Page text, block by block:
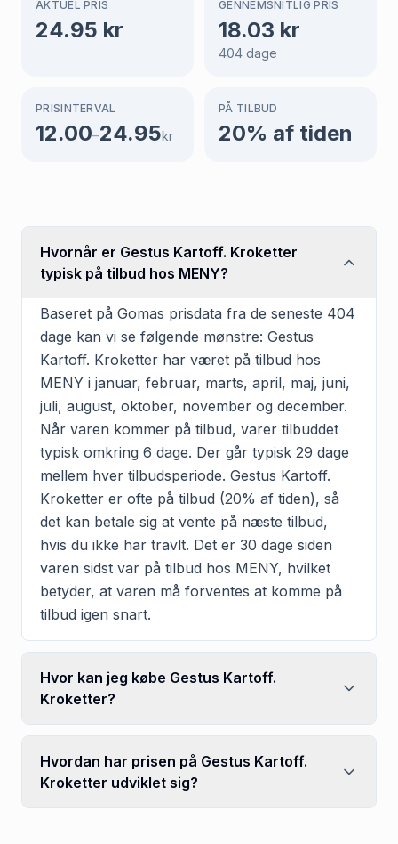
AKTUEL PRIS
24.95 kr
GENNEMSNITLIG PRIS
18.03 kr
404 dage
PRISINTERVAL
12.00–24.95kr
PÅ TILBUD
20% af tiden
Hvornår er Gestus Kartoff. Kroketter
typisk på tilbud hos MENY?
Baseret på Gomas prisdata fra de seneste 404
dage kan vi se følgende mønstre: Gestus
Kartoff. Kroketter har været på tilbud hos
MENY i januar, februar, marts, april, maj, juni,
juli, august, oktober, november og december.
Når varen kommer på tilbud, varer tilbuddet
typisk omkring 6 dage. Der går typisk 29 dage
mellem hver tilbudsperiode. Gestus Kartoff.
Kroketter er ofte på tilbud (20% af tiden), så
det kan betale sig at vente på næste tilbud,
hvis du ikke har travlt. Det er 30 dage siden
varen sidst var på tilbud hos MENY, hvilket
betyder, at varen må forventes at komme på
tilbud igen snart.
Hvor kan jeg købe Gestus Kartoff.
Kroketter?
Hvordan har prisen på Gestus Kartoff.
Kroketter udviklet sig?